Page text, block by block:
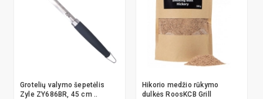
Grotelių valymo šepetėlis
Zyle ZY686BR, 45 cm ..
Hikorio medžio rūkymo
dulkės RoosKCB Grill